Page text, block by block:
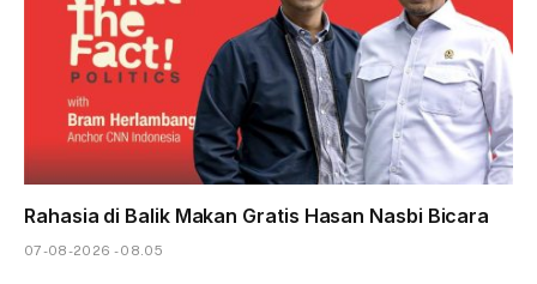
Rahasia di Balik Makan Gratis Hasan Nasbi Bicara
07-08-2026 - 08.05